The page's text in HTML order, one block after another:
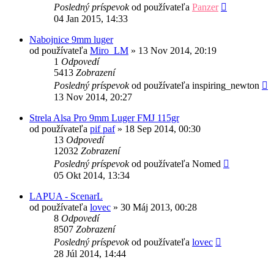
Posledný príspevokod používateľa Panzer
04 Jan 2015, 14:33
Nabojnice 9mm luger
od používateľa Miro_LM » 13 Nov 2014, 20:19
1 Odpovedí
5413 Zobrazení
Posledný príspevokod používateľa inspiring_newton
13 Nov 2014, 20:27
Strela Alsa Pro 9mm Luger FMJ 115gr
od používateľa pif paf» 18 Sep 2014, 00:30
13 Odpovedí
12032 Zobrazení
Posledný príspevokod používateľa Nomed
05 Okt 2014, 13:34
LAPUA - ScenarL
od používateľa lovec » 30 Máj 2013, 00:28
8 Odpovedí
8507 Zobrazení
Posledný príspevokod používateľa lovec
28 Júl 2014, 14:44